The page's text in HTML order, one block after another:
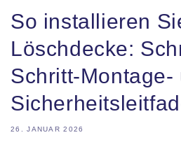
So installieren
Löschdecke:
Schritt-Montage-
26. JANUAR 2026